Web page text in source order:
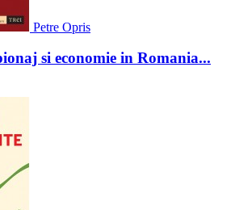
Petre Opris
si economie in Romania...